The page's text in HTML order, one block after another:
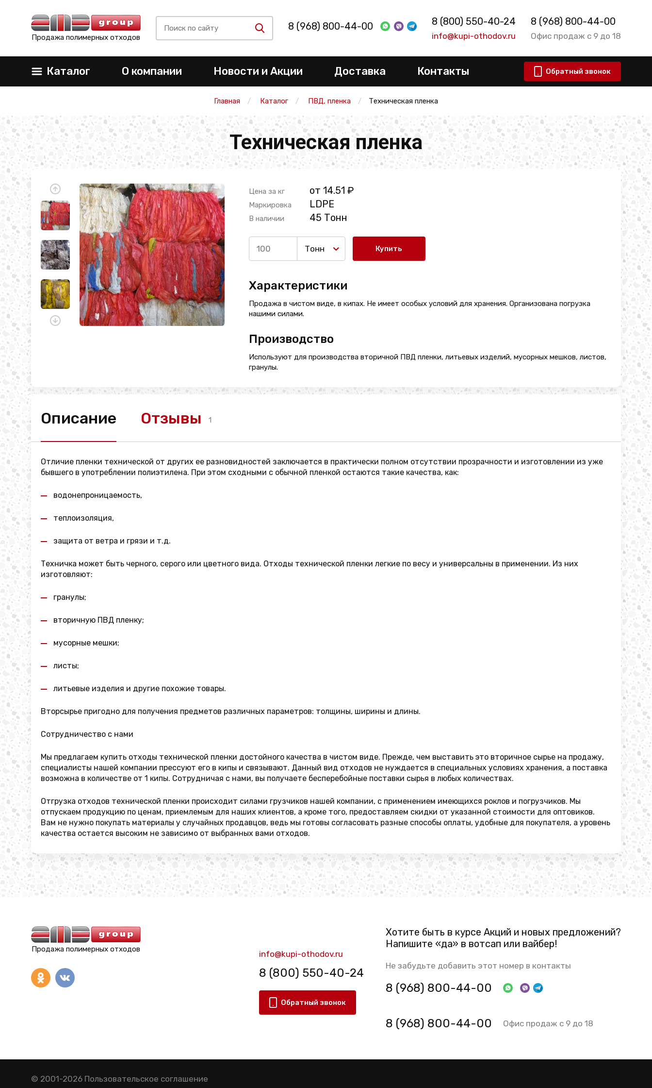
Продажа полимерных отходов
8 (968) 800-44-00 8 (800) 550-40-24
info@kupi-othodov.ru
8 (968) 800-44-00
Офис продаж с 9 до 18
Каталог О компании Новости и Акции Доставка Контакты Обратный звонок
Главная Каталог ПВД, пленка Техническая пленка
Техническая пленка
Цена за кг от 14.51 ₽
Маркировка LDPE
В наличии 45 Тонн
Тонн Купить
Характеристики
Продажа в чистом виде, в кипах. Не имеет особых условий для хранения. Организована погрузка
нашими силами.
Производство
Используют для производства вторичной ПВД пленки, литьевых изделий, мусорных мешков, листов,
гранулы.
Описание Отзывы 1
Отличие пленки технической от других ее разновидностей заключается в практически полном отсутствии прозрачности и изготовлении из уже
бывшего в употреблении полиэтилена. При этом сходными с обычной пленкой остаются такие качества, как:
водонепроницаемость,
теплоизоляция,
защита от ветра и грязи и т.д.
Техничка может быть черного, серого или цветного вида. Отходы технической пленки легкие по весу и универсальны в применении. Из них
изготовляют:
гранулы;
вторичную ПВД пленку;
мусорные мешки;
листы;
литьевые изделия и другие похожие товары.
Вторсырье пригодно для получения предметов различных параметров: толщины, ширины и длины.
Сотрудничество с нами
Мы предлагаем купить отходы технической пленки достойного качества в чистом виде. Прежде, чем выставить это вторичное сырье на продажу,
специалисты нашей компании прессуют его в кипы и связывают. Данный вид отходов не нуждается в специальных условиях хранения, а поставка
возможна в количестве от 1 кипы. Сотрудничая с нами, вы получаете бесперебойные поставки сырья в любых количествах.
Отгрузка отходов технической пленки происходит силами грузчиков нашей компании, с применением имеющихся роклов и погрузчиков. Мы
отпускаем продукцию по ценам, приемлемым для наших клиентов, а кроме того, предоставляем скидки от указанной стоимости для оптовиков.
Вам не нужно покупать материалы у случайных продавцов, ведь мы готовы согласовать разные способы оплаты, удобные для покупателя, а уровень
качества остается высоким не зависимо от выбранных вами отходов.
Продажа полимерных отходов info@kupi-othodov.ru
8 (800) 550-40-24
Обратный звонок
Хотите быть в курсе Акций и новых предложений?
Напишите «да» в вотсап или вайбер!
Не забудьте добавить этот номер в контакты
8 (968) 800-44-00
8 (968) 800-44-00 Офис продаж с 9 до 18
© 2001-2026 Пользовательское соглашение